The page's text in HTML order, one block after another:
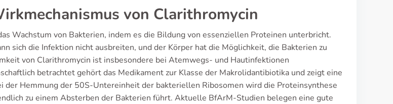
von Clarithromycin
Wachstum von Bakterien, indem es die Bildung von essenziellen Proteinen unterbricht.
sich die Infektion nicht ausbreiten, und der Körper hat die Möglichkeit, die Bakterien zu
von Clarithromycin ist insbesondere bei Atemwegs- und Hautinfektionen
betrachtet gehört das Medikament zur Klasse der Makrolidantibiotika und zeigt eine
der Hemmung der 50S-Untereinheit der bakteriellen Ribosomen wird die Proteinsynthese
zu einem Absterben der Bakterien führt. Aktuelle BfArM-Studien belegen eine gute